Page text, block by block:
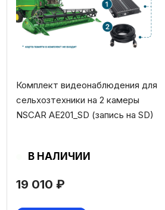
19 010 ₽
Комплект видеонаблюдения для
сельхозтехники на 2 камеры
NSCAR AE201_SD (запись на SD)
В НАЛИЧИИ